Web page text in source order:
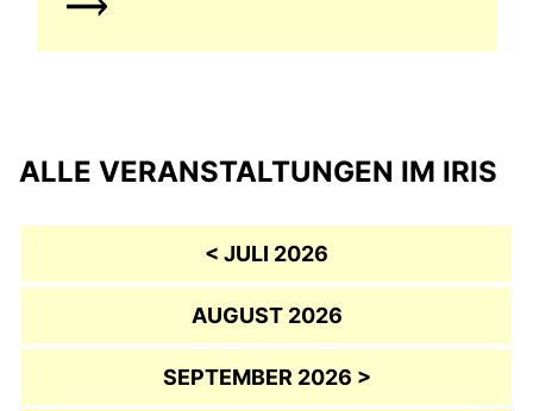
ALLE VERANSTALTUNGEN IM IRIS
< JULI 2026
AUGUST 2026
SEPTEMBER 2026 >